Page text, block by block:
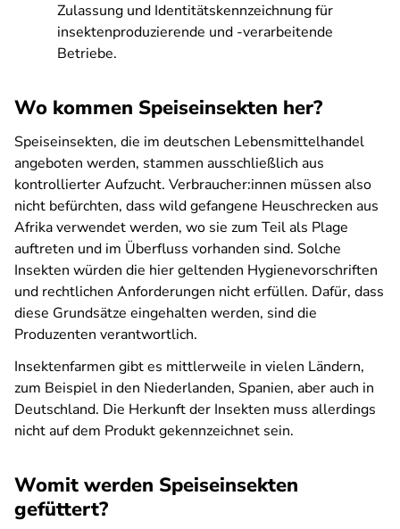
Zulassung und Identitätskennzeichnung für
insektenproduzierende und -verarbeitende
Betriebe.
Wo kommen Speiseinsekten her?
Speiseinsekten, die im deutschen Lebensmittelhandel
angeboten werden, stammen ausschließlich aus
kontrollierter Aufzucht. Verbraucher:innen müssen also
nicht befürchten, dass wild gefangene Heuschrecken aus
Afrika verwendet werden, wo sie zum Teil als Plage
auftreten und im Überfluss vorhanden sind. Solche
Insekten würden die hier geltenden Hygienevorschriften
und rechtlichen Anforderungen nicht erfüllen. Dafür, dass
diese Grundsätze eingehalten werden, sind die
Produzenten verantwortlich.
Insektenfarmen gibt es mittlerweile in vielen Ländern,
zum Beispiel in den Niederlanden, Spanien, aber auch in
Deutschland. Die Herkunft der Insekten muss allerdings
nicht auf dem Produkt gekennzeichnet sein.
Womit werden Speiseinsekten
gefüttert?